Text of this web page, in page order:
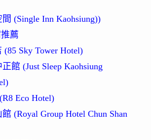
(Single Inn Kaohsiung))
薦
Sky Tower Hotel)
館 (Just Sleep Kaohsiung
Eco Hotel)
(Royal Group Hotel Chun Shan